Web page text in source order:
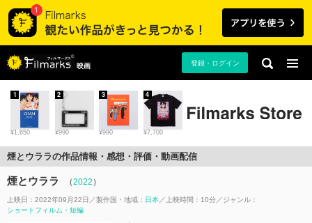
映画 登録・ログイン
¥1,650
1
¥990
2
¥990
3
¥7,700
4
煙とウララの作品情報・感想・評価・動画配信
煙とウララ （2022 ）
上映日：2022年09月22日 製作国・地域： 日本 上映時間：10分
ジャンル：
ショートフィルム・短編